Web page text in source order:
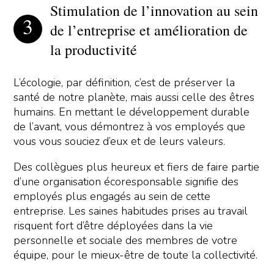
Stimulation de l’innovation au sein
de l’entreprise et amélioration de
la productivité
L’écologie, par définition, c’est de préserver la
santé de notre planète, mais aussi celle des êtres
humains. En mettant le développement durable
de l’avant, vous démontrez à vos employés que
vous vous souciez d’eux et de leurs valeurs.
Des collègues plus heureux et fiers de faire partie
d’une organisation écoresponsable signifie des
employés plus engagés au sein de cette
entreprise. Les saines habitudes prises au travail
risquent fort d’être déployées dans la vie
personnelle et sociale des membres de votre
équipe, pour le mieux-être de toute la collectivité.